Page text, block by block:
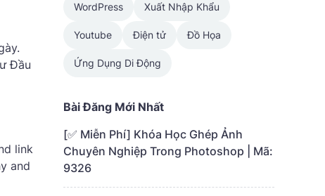
Đầu
link
and
WordPress Xuất Nhập Khẩu
Youtube Điện tử Đồ Họa
Ứng Dụng Di Động
Bài Đăng Mới Nhất
[✅ Miễn Phí] Khóa Học Ghép Ảnh
Chuyên Nghiệp Trong Photoshop | Mã:
9326